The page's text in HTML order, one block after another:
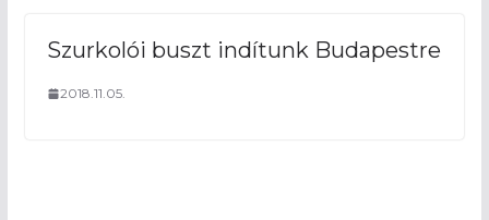
Szurkolói buszt indítunk Budapestre
2018.11.05.